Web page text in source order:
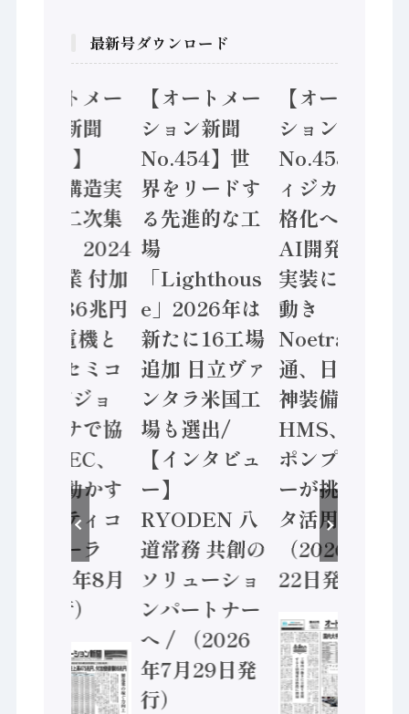
最新号ダウンロード
【オートメー
ション新聞
No.455】
「経済構造実
態調査二次集
計結果」2024
年製造業 付加
価値額86兆円
/ 三菱電機と
ソニーセミコ
ン AIビジョ
ンセンサで協
業 / IDEC、
安全に動かす
セーフティコ
ントローラ
（2026年8月
5日発行）
【オートメー
ション新聞
No.454】世
界をリードす
る先進的な工
場
「Lighthous
e」2026年は
新たに16工場
追加 日立ヴァ
ンタラ米国工
場も選出/
【インタビュ
ー】
RYODEN 八
道常務 共創の
ソリューショ
ンパートナー
へ / （2026
年7月29日発
行）
【オートメー
ション新聞
No.453】フ
ィジカルAI本
格化へ 国産
AI開発や社会
実装に活発な
動き
Noetra、富士
通、日立 / 兵
神装備 ×
HMS、老舗
ポンプメーカ
ーが挑むデー
タ活用 など
（2026年7月
22日発行）